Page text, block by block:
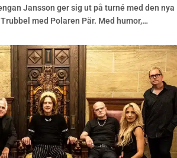
Jansson ger sig ut på turné med den nya
med Polaren Pär. Med humor,…